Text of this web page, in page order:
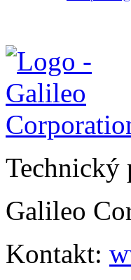
Technický
Galileo
Kontakt: